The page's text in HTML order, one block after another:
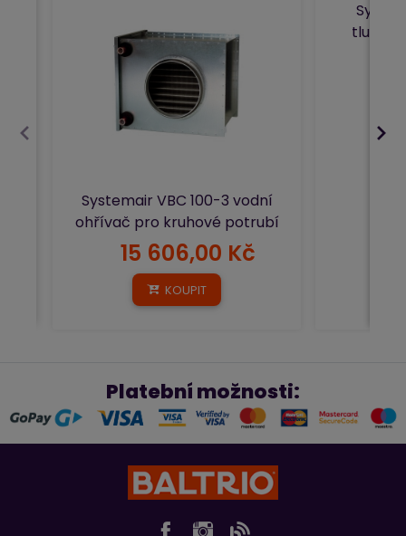
Systemair VBC 100-3 vodní
ohřívač pro kruhové potrubí
15 606,00 Kč
KOUPIT
tlumič
Platební možnosti: